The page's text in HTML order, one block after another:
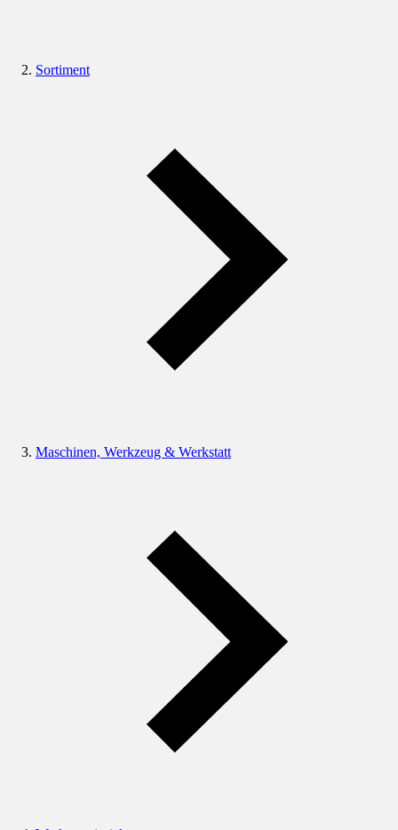
Sortiment
Maschinen, Werkzeug & Werkstatt